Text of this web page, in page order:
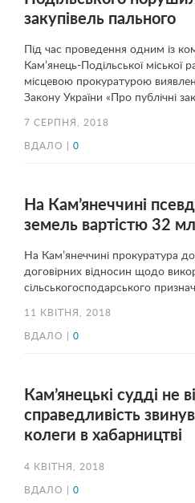
закупівель пального
Під час проведення одним із
Кам’янець-Подільської міської
місцевою прокуратурою
Закону України «Про публічні
7 СЕРПНЯ, 2018
ВДАЛО | 0
На Кам’янеччині
земель вартістю 32
На Кам’янеччині прокуратура
договірних відносин щодо
сільськогосподарського
11 КВІТНЯ, 2018
ВДАЛО | 0
Кам’янецькі судді не
справедливість
колеги в хабарництві
4 КВІТНЯ, 2018
ВДАЛО | 0